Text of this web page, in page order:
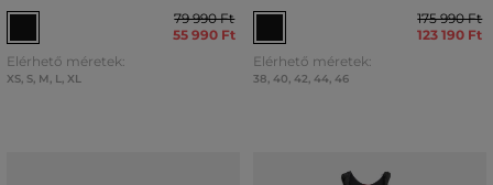
79 990 Ft
55 990 Ft
Elérhető méretek:
XS, S, M, L, XL
175 990 Ft
123 190 Ft
Elérhető méretek:
38, 40, 42, 44, 46